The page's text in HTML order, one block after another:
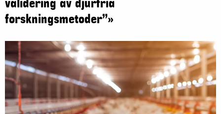
validering av djurfria
forskningsmetoder”»